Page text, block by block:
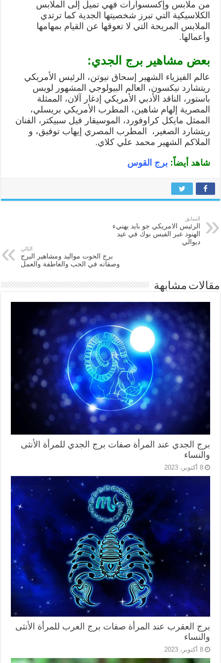
من ملابس وإكسسوارات فهي تميل إلى الملابس
الكلاسيكية التي تبرز شخصيتها الجدية كما ترتدي
الملابس المريحة التي لا تعوقها عن القيام بمهامها
وأعمالها.
بعض مشاهير برج الجدي:
عالم الفيزياء الشهير إسحاق نيوتن، الرئيس الأمريكي
ريتشارد نيكسون، العالم البيولوجي المشهور لويس
باستور، الناقد الأدبي الأمريكي إدغار آلان، الممثلة
المصرية إلهام شاهين، المطرب الأمريكي بريسلي،
الممثل مايكل كراوفورد، الموسيقار فيل سبيكتر، الفنان
ريتشارد الصغير، المطرب المصري إيهاب توفيق، و
الملاكم الشهير محمد علي كلاي.
شاهد أيضاً:برج القوس
السابق
الرئيس الامريكي جو بايد يهنيء
الهنود عبر الفيس بوك في عيد
ديوالي
التالي
برج الحوت مواليد ومشاهير البرج
وصفاته في الحب والعاطفة والعمل
مقالات مشابهة
برج الجدي عند المرأة صفات برج الجدي للمرأة الأنثى
والنساء
8 أكتوبر، 2023
برج العقرب عند المرأة صفات برج العرب للمرأة الأنثى
والنساء
8 أكتوبر، 2023